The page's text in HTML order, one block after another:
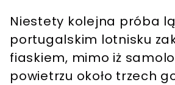
Niestety kolejna próba
portugalskim lotnisku
fiaskiem, mimo iż
powietrzu około trzech